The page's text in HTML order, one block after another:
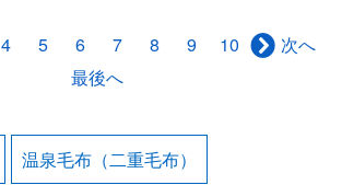
4 5 6 7 8 9 10
次へ
最後へ
温泉毛布（二重毛布）